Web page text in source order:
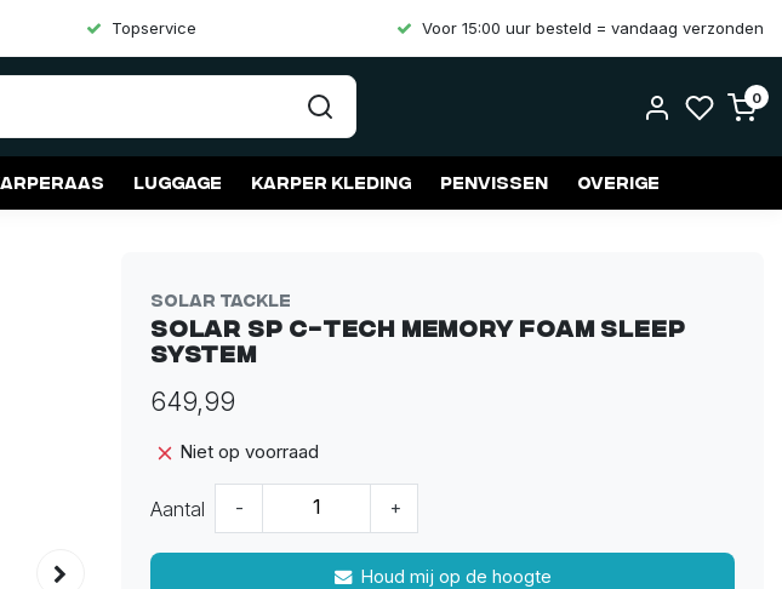
Topservice Voor 15:00 uur besteld = vandaag verzonden
0
Luggage Karper kleding Penvissen Overige
Solar Tackle
Solar SP C-Tech Memory Foam Sleep
System
649,99
Niet op voorraad
Aantal - +
Houd mij op de hoogte